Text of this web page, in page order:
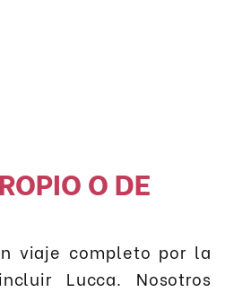
O DE
viaje completo por la
Lucca. Nosotros